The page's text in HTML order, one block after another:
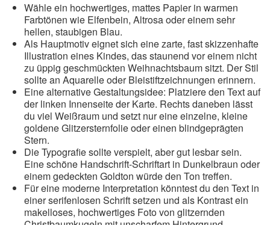
Wähle ein hochwertiges, mattes Papier in warmen
Farbtönen wie Elfenbein, Altrosa oder einem sehr
hellen, staubigen Blau.
Als Hauptmotiv eignet sich eine zarte, fast skizzenhafte
Illustration eines Kindes, das staunend vor einem nicht
zu üppig geschmückten Weihnachtsbaum sitzt. Der Stil
sollte an Aquarelle oder Bleistiftzeichnungen erinnern.
Eine alternative Gestaltungsidee: Platziere den Text auf
der linken Innenseite der Karte. Rechts daneben lässt
du viel Weißraum und setzt nur eine einzelne, kleine
goldene Glitzersternfolie oder einen blindgeprägten
Stern.
Die Typografie sollte verspielt, aber gut lesbar sein.
Eine schöne Handschrift-Schriftart in Dunkelbraun oder
einem gedeckten Goldton würde den Ton treffen.
Für eine moderne Interpretation könntest du den Text in
einer serifenlosen Schrift setzen und als Kontrast ein
makelloses, hochwertiges Foto von glitzernden